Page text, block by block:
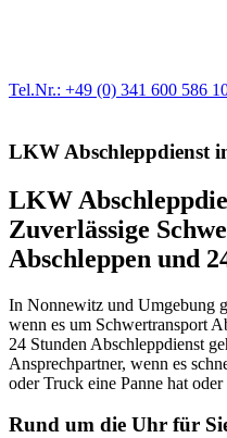
Tel.Nr.: +49 (0) 341 600 586
LKW Abschleppdienst
LKW
Zuverlässige
Abschleppen und
In Nonnewitz und Umgebung
wenn es um Schwertransport
24 Stunden Abschleppdienst
Ansprechpartner, wenn es
oder Truck eine Panne hat
Rund um die Uhr für